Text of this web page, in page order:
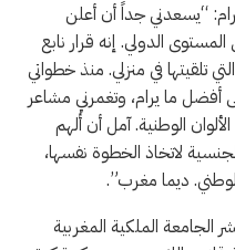
“يسعدني جداً أن أعلن
الدولي. إنه قرار نابع
تلقيتها في منزلي. منذ خطواتي
ما يرام، وتغمرني مشاعر
الوطنية. آمل أن أُلهم
لاتخاذ الخطوة نفسها،
ديما مغرب”.
الملكية المغربية